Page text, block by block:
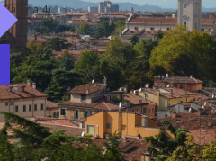
(Pagina 4)